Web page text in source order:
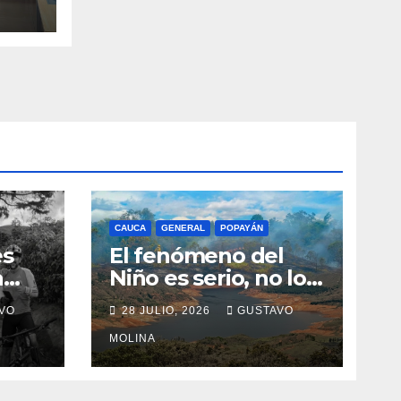
el
CAUCA GENERAL POPAYÁN
El fenómeno del
Niño es serio, no lo
tome a juego
28 JULIO, 2026 GUSTAVO
MOLINA